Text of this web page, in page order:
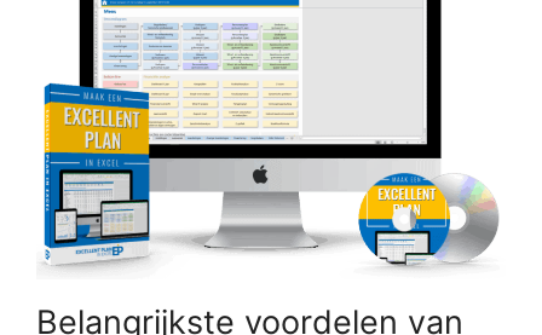
Belangrijkste voordelen van